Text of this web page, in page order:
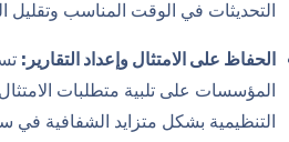
التحديثات في الوقت المناسب وتقليل
الحفاظ على الامتثال وإعداد التقارير:
المؤسسات على تلبية متطلبات
التنظيمية بشكل متزايد الشفافية في